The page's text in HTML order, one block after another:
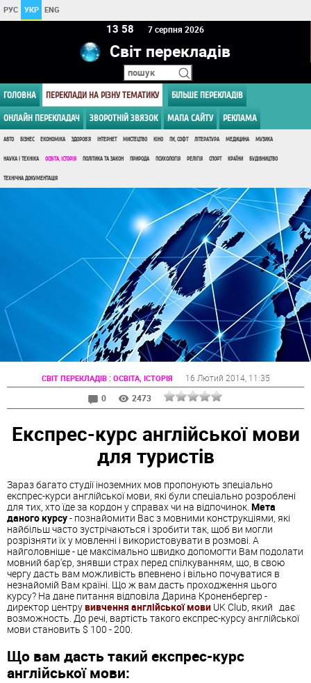
РУС УКР ENG
13 58 7 серпня 2026
Світ перекладів
ГОЛОВНА ПЕРЕКЛАДИ НА РІЗНУ ТЕМАТИКУ БІЛЬШЕ ПЕРЕКЛАДІВ
ОНЛАЙН ПЕРЕКЛАДАЧ ЗВОРОТНІЙ ЗВЯЗОК МАПА САЙТУ РЕКЛАМА
АВТО БІЗНЕС ЕКОНОМІКА ЗДОРОВ'Я ІНТЕРНЕТ МИСТЕЦТВО КІНО ПК, СОФТ ЛІТЕРАТУРА МЕДИЦИНА МУЗИКА
НАУКА І ТЕХНІКА ОСВІТА, ІСТОРІЯ ПОЛІТИКА ТА ЗАКОН ПРИРОДА ПСИХОЛОГІЯ РЕЛІГІЯ СПОРТ КРАЇНИ БУДІВНИЦТВО
ТЕХНІЧНА ДОКУМЕНТАЦІЯ
СВІТ ПЕРЕКЛАДІВ: ОСВІТА, ІСТОРІЯ 16 Лютий 2014, 11:35
0
2473
Експрес-курс англійської мови
для туристів
Зараз багато студії іноземних мов пропонують зпеціально
експрес-курси англійської мови, які були спеціально розроблені
для тих, хто їде за кордон у справах чи на відпочинок. Мета
даного курсу- познайомити Вас з мовними конструкціями, які
найбільш часто зустрічаються і зробити так, щоб ви могли
розрізняти їх у мовленні і використовувати в розмові. А
найголовніше - це максімально швидко допомогти Вам подолати
мовний бар'єр, знявши страх перед спілкуванням, що, в свою
чергу дасть вам можливість впевнено і вільно почуватися в
незнайомій Вам країні. Що ж вам дасть проходження цього
курсу? На дане питання відповіла Дарина Кроненбергер -
директор центрувивчення англійської мови UK Club, який дає
возможность. До речі, вартість такого експрес-курсу англійської
мови становить $ 100 - 200.
Що вам дасть такий експрес-курс
англійської мови: